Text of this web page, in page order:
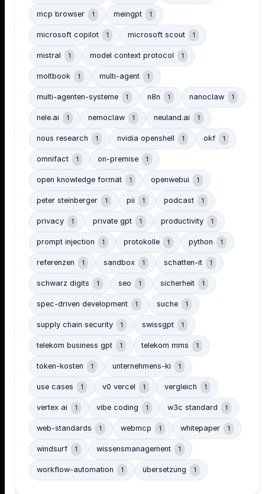
mcp browser 1 meingpt 1
microsoft copilot 1 microsoft scout 1
mistral 1 model context protocol 1
moltbook 1 multi-agent 1
multi-agenten-systeme 1 n8n 1 nanoclaw 1
nele.ai 1 nemoclaw 1 neuland.ai 1
nous research 1 nvidia openshell 1 okf 1
omnifact 1 on-premise 1
open knowledge format 1 openwebui 1
peter steinberger 1 pii 1 podcast 1
privacy 1 private gpt 1 productivity 1
prompt injection 1 protokolle 1 python 1
referenzen 1 sandbox 1 schatten-it 1
schwarz digits 1 seo 1 sicherheit 1
spec-driven development 1 suche 1
supply chain security 1 swissgpt 1
telekom business gpt 1 telekom mms 1
token-kosten 1 unternehmens-ki 1
use cases 1 v0 vercel 1 vergleich 1
vertex ai 1 vibe coding 1 w3c standard 1
web-standards 1 webmcp 1 whitepaper 1
windsurf 1 wissensmanagement 1
workflow-automation 1 übersetzung 1